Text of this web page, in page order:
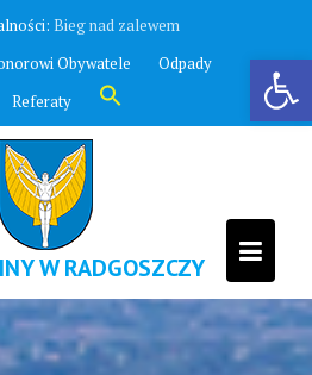
Otwórz pasek narzędzi
Zawyją syreny
Obywatele
Odpady
Referaty Search
for:
Search Button
W RADGOSZCZY